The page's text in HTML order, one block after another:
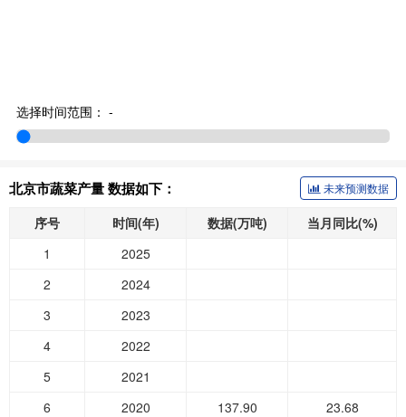
选择时间范围： -
北京市蔬菜产量 数据如下： 未来预测数据
序号 时间(年) 数据(万吨)
当月同比(%)
1
2025
2
2024
3
2023
4
2022
5
2021
6
2020 137.90
23.68